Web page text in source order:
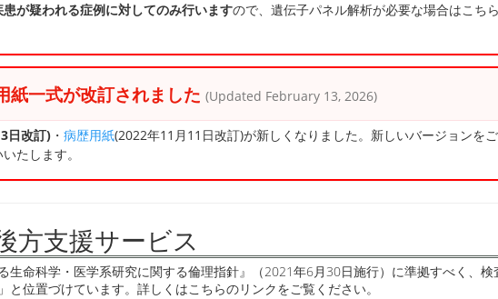
が疑われる症例に対してのみ行いますので、遺伝子パネル解析が必要な場合はこちら
紙一式が改訂されました (Updated February 13, 2026)
日改訂) ・ 病歴用紙(2022年11月11日改訂)が新しくなりました。新しいバージョンを
たします。
方支援サービス
生命科学・医学系研究に関する倫理指針』（2021年6月30日施行）に準拠すべく、検
と位置づけています。詳しくはこちらのリンクをご覧ください。